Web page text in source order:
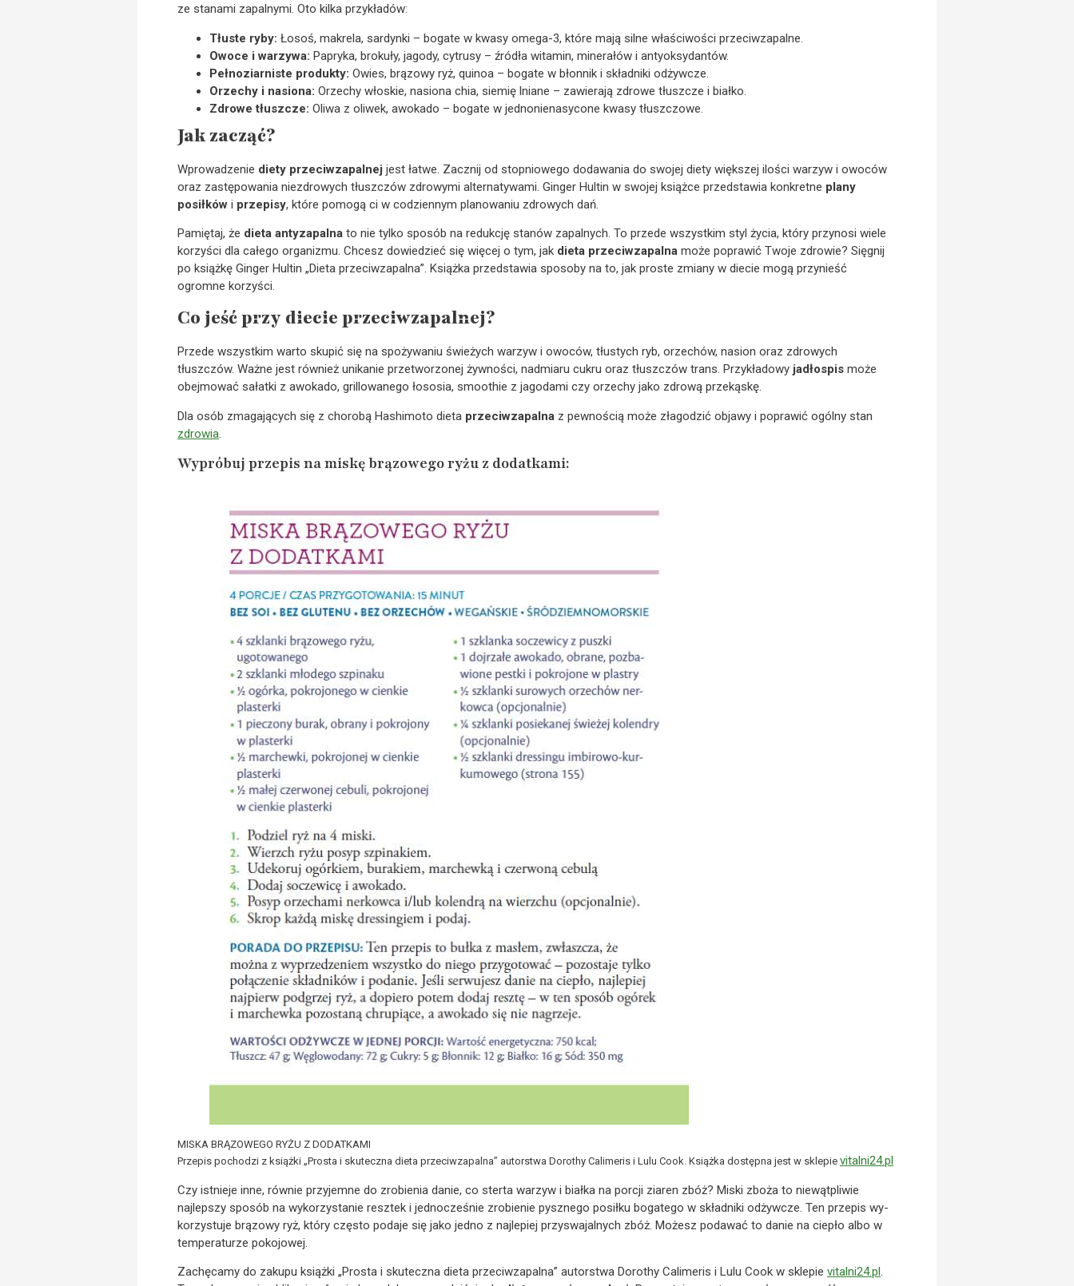
ze stanami zapalnymi. Oto kilka przykładów:
Tłuste ryby: Łosoś, makrela, sardynki – bogate w kwasy omega-3, które mają silne właściwości przeciwzapalne.
Owoce i warzywa: Papryka, brokuły, jagody, cytrusy – źródła witamin, minerałów i antyoksydantów.
Pełnoziarniste produkty: Owies, brązowy ryż, quinoa – bogate w błonnik i składniki odżywcze.
Orzechy i nasiona: Orzechy włoskie, nasiona chia, siemię lniane – zawierają zdrowe tłuszcze i białko.
Zdrowe tłuszcze: Oliwa z oliwek, awokado – bogate w jednonienasycone kwasy tłuszczowe.
Jak zacząć?
Wprowadzenie diety przeciwzapalnej jest łatwe. Zacznij od stopniowego dodawania do swojej diety większej ilości warzyw i owoców
oraz zastępowania niezdrowych tłuszczów zdrowymi alternatywami. Ginger Hultin w swojej książce przedstawia konkretne plany
posiłków i przepisy, które pomogą ci w codziennym planowaniu zdrowych dań.
Pamiętaj, że dieta antyzapalna to nie tylko sposób na redukcję stanów zapalnych. To przede wszystkim styl życia, który przynosi wiele
korzyści dla całego organizmu. Chcesz dowiedzieć się więcej o tym, jak dieta przeciwzapalna może poprawić Twoje zdrowie? Sięgnij
po książkę Ginger Hultin „Dieta przeciwzapalna”. Książka przedstawia sposoby na to, jak proste zmiany w diecie mogą przynieść
ogromne korzyści.
Co jeść przy diecie przeciwzapalnej?
Przede wszystkim warto skupić się na spożywaniu świeżych warzyw i owoców, tłustych ryb, orzechów, nasion oraz zdrowych
tłuszczów. Ważne jest również unikanie przetworzonej żywności, nadmiaru cukru oraz tłuszczów trans. Przykładowy jadłospis może
obejmować sałatki z awokado, grillowanego łososia, smoothie z jagodami czy orzechy jako zdrową przekąskę.
Dla osób zmagających się z chorobą Hashimoto dieta przeciwzapalna z pewnością może złagodzić objawy i poprawić ogólny stan
zdrowia.
Wypróbuj przepis na miskę brązowego ryżu z dodatkami:
MISKA BRĄZOWEGO RYŻU Z DODATKAMI
Przepis pochodzi z książki „Prosta i skuteczna dieta przeciwzapalna” autorstwa Dorothy Calimeris i Lulu Cook. Książka dostępna jest w sklepie vitalni24.pl
Czy istnieje inne, równie przyjemne do zrobienia danie, co sterta warzyw i białka na porcji ziaren zbóż? Miski zboża to niewątpliwie
najlepszy sposób na wykorzystanie resztek i jedno­cześnie zrobienie pysznego posiłku bogatego w składniki odżywcze. Ten przepis wy­
korzystuje brązowy ryż, który często podaje się jako jedno z najlepiej przyswajalnych zbóż. Możesz podawać to danie na ciepło albo w
temperaturze pokojowej.
Zachęcamy do zakupu książki „Prosta i skuteczna dieta przeciwzapalna” autorstwa Dorothy Calimeris i Lulu Cook w sklepie vitalni24.pl.